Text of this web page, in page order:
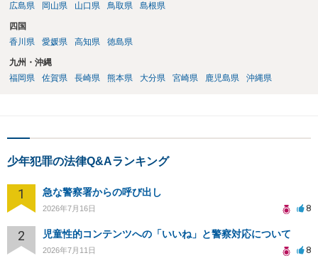
広島県
岡山県 山口県 鳥取県 島根県
四国
香川県
愛媛県 高知県 徳島県
九州・沖縄
福岡県
佐賀県 長崎県 熊本県 大分県 宮崎県 鹿児島県 沖縄県
少年犯罪の法律Q&Aランキング
1 急な警察署からの呼び出し
2026年7月16日 8
2 児童性的コンテンツへの「いいね」と警察対応について
2026年7月11日 8